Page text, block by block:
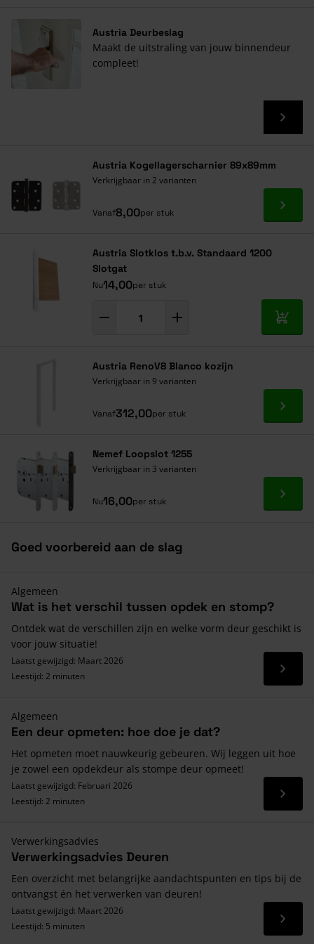
Austria Deurbeslag
Maakt de uitstraling van jouw binnendeur
compleet!
Austria Kogellagerscharnier 89x89mm
Verkrijgbaar in 2 varianten
Vanaf8,00per stuk Ga
Austria Slotklos t.b.v. Standaard 1200
Slotgat
Nu14,00per stuk
In
Austria RenoV8 Blanco kozijn
Verkrijgbaar in 9 varianten
Vanaf312,00per stuk Ga
Nemef Loopslot 1255
Verkrijgbaar in 3 varianten
Nu16,00per stuk Ga
Goed voorbereid aan de slag
Algemeen
Wat is het verschil tussen opdek en stomp?
Ontdek wat de verschillen zijn en welke vorm deur geschikt is
voor jouw situatie!
Laatst gewijzigd: Maart 2026
Leestijd: 2 minuten
Lees
Algemeen
Een deur opmeten: hoe doe je dat?
Het opmeten moet nauwkeurig gebeuren. Wij leggen uit hoe
je zowel een opdekdeur als stompe deur opmeet!
Laatst gewijzigd: Februari 2026
Leestijd: 2 minuten
Lees
Verwerkingsadvies
Verwerkingsadvies Deuren
Een overzicht met belangrijke aandachtspunten en tips bij de
ontvangst én het verwerken van deuren!
Laatst gewijzigd: Maart 2026
Leestijd: 5 minuten
Lees